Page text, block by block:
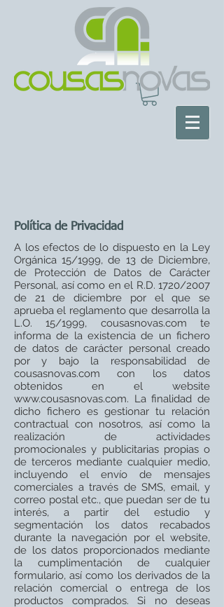
Política de Privacidad
A los efectos de lo dispuesto en la Ley
Orgánica 15/1999, de 13 de Diciembre,
de Protección de Datos de Carácter
Personal, así como en el R.D. 1720/2007
de 21 de diciembre por el que se
aprueba el reglamento que desarrolla la
L.O. 15/1999, cousasnovas.com te
informa de la existencia de un fichero
de datos de carácter personal creado
por y bajo la responsabilidad de
cousasnovas.com con los datos
obtenidos en el website
www.cousasnovas.com. La finalidad de
dicho fichero es gestionar tu relación
contractual con nosotros, así como la
realización de actividades
promocionales y publicitarias propias o
de terceros mediante cualquier medio,
incluyendo el envío de mensajes
comerciales a través de SMS, email, y
correo postal etc., que puedan ser de tu
interés, a partir del estudio y
segmentación los datos recabados
durante la navegación por el website,
de los datos proporcionados mediante
la cumplimentación de cualquier
formulario, así como los derivados de la
relación comercial o entrega de los
productos comprados. Si no deseas